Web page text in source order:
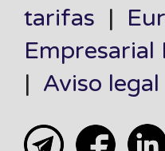
tarifas |
Empresarial
| Aviso legal